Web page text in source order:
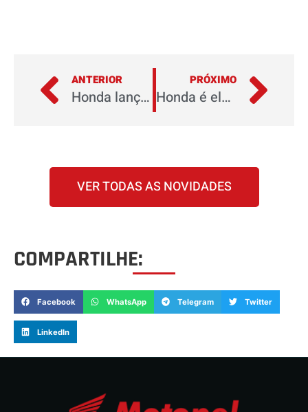
ANTERIOR
Honda lança CB Twister 2016 no Brasil
PRÓXIMO
Honda é eleita a empresa que mais respeita o consumidor
VER TODAS AS NOVIDADES
COMPARTILHE:
Facebook WhatsApp Telegram Twitter
LinkedIn